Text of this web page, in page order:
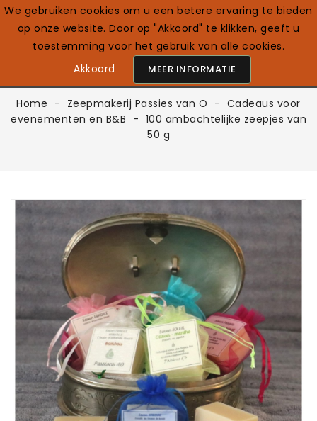
We gebruiken cookies om u een betere ervaring te bieden
op onze website. Door op "Akkoord" te klikken, geeft u
toestemming voor het gebruik van alle cookies.
Akkoord
MEER INFORMATIE
Nederlands 
Home Zeepmakerij Passies van O
Cadeaus voor
evenementen en B&B
100 ambachtelijke zeepjes van
50 g